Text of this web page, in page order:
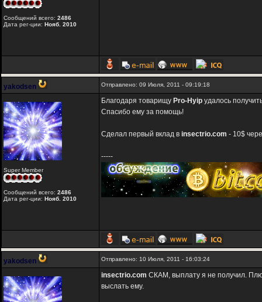
Сообщений всего: 2486
Дата рег-ции: Нояб. 2010
yakodsen Отправлено: 09 Июля, 2011 - 09:19:18
Super Member
Сообщений всего: 2486
Дата рег-ции: Нояб. 2010
Благодаря товарищу Pro-Hyip удалось
Спасибо ему за помощь!
Сделал первый вклад в insectrio.com - 10$
-----
yakodsen Отправлено: 10 Июля, 2011 - 16:03:24
insectrio.com СКАМ, выплату я не получил.
выслать ему.